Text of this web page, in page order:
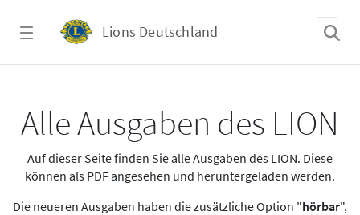
Lions Deutschland
Alle Ausgaben des LION
Auf dieser Seite finden Sie alle Ausgaben des LION. Diese
können als PDF angesehen und heruntergeladen werden.
Die neueren Ausgaben haben die zusätzliche Option "hörbar",